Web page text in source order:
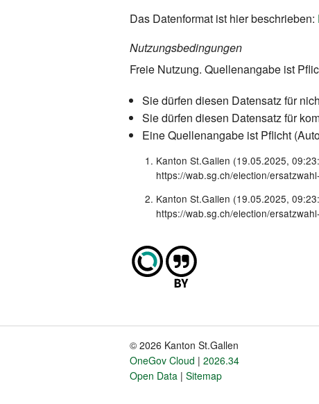
Das Datenformat ist hier beschrieben:
Nutzungsbedingungen
Freie Nutzung. Quellenangabe ist
Sie dürfen diesen Datensatz für
Sie dürfen diesen Datensatz für
Eine Quellenangabe ist Pflicht
Kanton St.Gallen (19.05.2025,
https://wab.sg.ch/election/
Kanton St.Gallen (19.05.2025,
https://wab.sg.ch/election/
© 2026 Kanton St.Gallen
OneGov Cloud
2026.34
Open Data
Sitemap